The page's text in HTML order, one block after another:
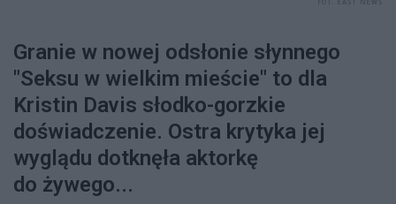
Granie w nowej odsłonie słynnego
"Seksu w wielkim mieście" to dla
Kristin Davis słodko-gorzkie
doświadczenie. Ostra krytyka jej
wyglądu dotknęła aktorkę
do żywego...